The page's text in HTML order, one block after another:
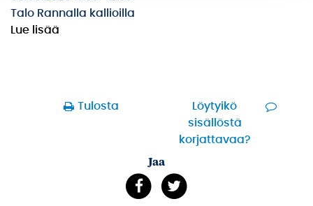
Talo Rannalla kallioilla
Lue lisää
Tulosta
Löytyikö
sisällöstä
korjattavaa?
Jaa